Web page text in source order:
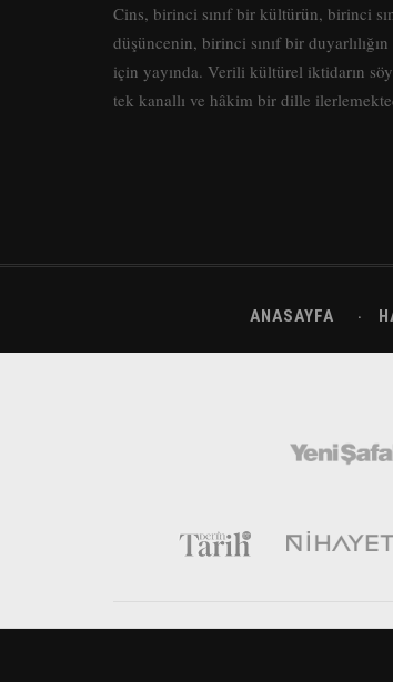
Cins, birinci sınıf bir kültürün, birinci
düşüncenin, birinci sınıf bir
için yayında. Verili kültürel iktidarın
tek kanallı ve hâkim bir dille
ANASAYFA